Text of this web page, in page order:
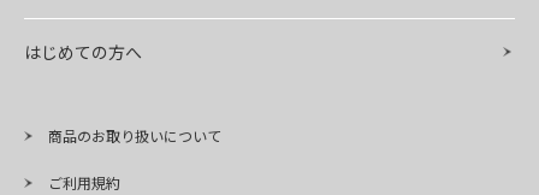
はじめての方へ
商品のお取り扱いについて
ご利用規約